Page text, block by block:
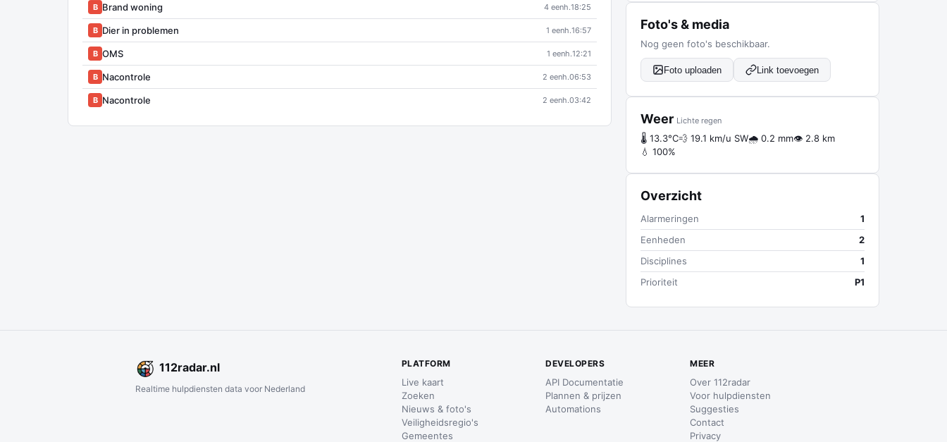
B Brand woning 4 eenh.18:25
B Dier in problemen 1 eenh.16:57
B OMS 1 eenh.12:21
B Nacontrole 2 eenh.06:53
B Nacontrole 2 eenh.03:42
Foto's & media
Nog geen foto's beschikbaar.
Foto uploaden Link toevoegen
Weer Lichte regen
🌡 13.3°C💨 19.1 km/u SW🌧 0.2 mm👁 2.8 km
💧 100%
Overzicht
Alarmeringen
1
Eenheden
2
Disciplines
1
Prioriteit
P1
112radar.nl
Realtime hulpdiensten data voor Nederland
PLATFORM
Live kaart
Zoeken
Nieuws & foto's
Veiligheidsregio's
Gemeentes
DEVELOPERS
API Documentatie
Plannen & prijzen
Automations
MEER
Over 112radar
Voor hulpdiensten
Suggesties
Contact
Privacy